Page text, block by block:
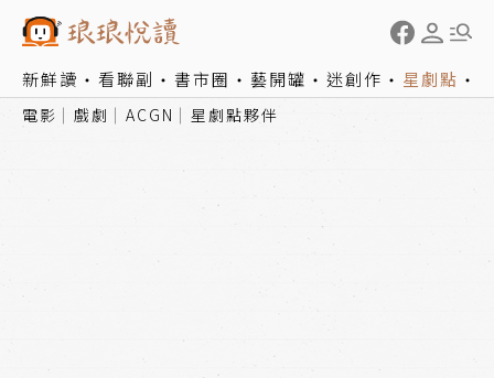
新鮮讀 看聯副 書市圈 藝開罐 迷創作 星劇點
電影 戲劇 ACGN 星劇點夥伴